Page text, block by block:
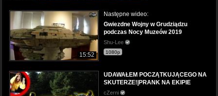
15:52
Następne wideo:
Gwiezdne Wojny w Grudziądzu
podczas Nocy Muzeów 2019
Shu-Lee
1080p
UDAWAŁEM POCZĄTKUJĄCEGO NA
SKUTERZE!|PRANK NA EKIPIE
cZerni